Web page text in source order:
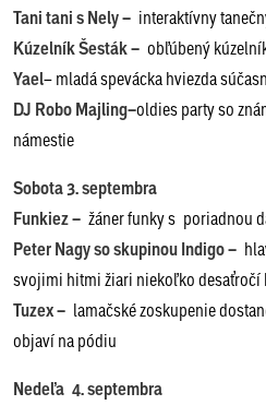
Tani tani s Nely – interaktívny
Kúzelník Šesták – obľúbený
Yael– mladá spevácka hviezda
DJ Robo Majling–oldies party so
námestie
Sobota 3. septembra
Funkiez – žáner funky s poriadnou
Peter Nagy so skupinou Indigo –
svojimi hitmi žiari niekoľko desaťročí
Tuzex – lamačské zoskupenie
objaví na pódiu
Nedeľa 4. septembra